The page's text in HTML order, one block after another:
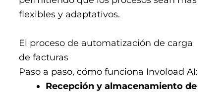
flexibles y adaptativos.
El proceso de automatización de carga
de facturas
Paso a paso, cómo funciona Invoload AI:
Recepción y almacenamiento de